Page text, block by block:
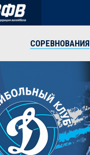
СОРЕВНОВАНИЯ